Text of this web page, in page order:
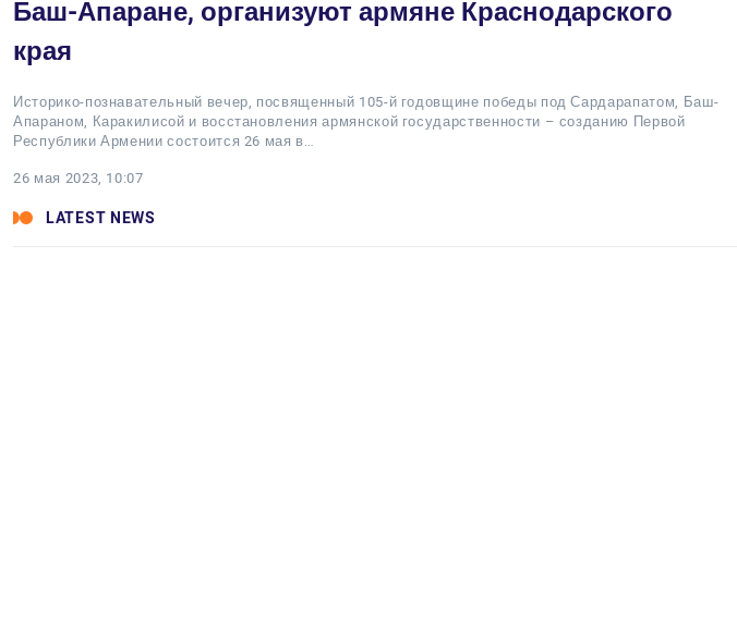
Баш-Апаране, организуют армяне Краснодарского
края
Историко-познавательный вечер, посвященный 105-й годовщине победы под Сардарапатом, Баш-
Апараном, Каракилисой и восстановления армянской государственности – созданию Первой
Республики Армении состоится 26 мая в…
26 мая 2023, 10:07
LATEST NEWS